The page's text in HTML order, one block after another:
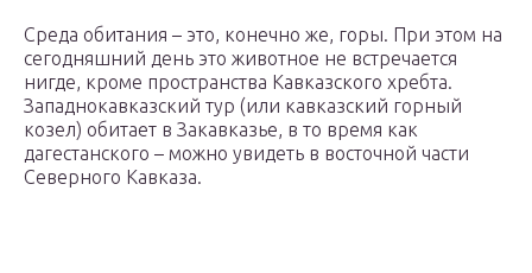
Среда обитания – это, конечно же, горы. При этом на
сегодняшний день это животное не встречается
нигде, кроме пространства Кавказского хребта.
Западнокавказский тур (или кавказский горный
козел) обитает в Закавказье, в то время как
дагестанского – можно увидеть в восточной части
Северного Кавказа.